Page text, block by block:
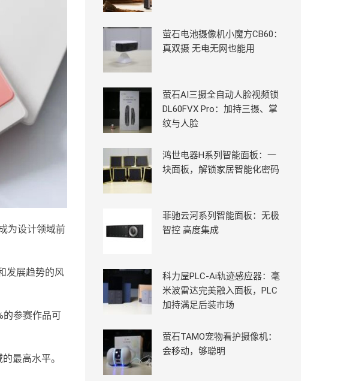
为设计领域前
发展趋势的风
的参赛作品可
最高水平。
萤石电池摄像机小魔方CB60：
真双摄 无电无网也能用
萤石AI三摄全自动人脸视频锁
DL60FVX Pro：加持三摄、掌
纹与人脸
鸿世电器H系列智能面板：一
块面板，解锁家居智能化密码
菲驰云河系列智能面板：无极
智控 高度集成
科力屋PLC-Ai轨迹感应器：毫
米波雷达完美融入面板，PLC
加持满足后装市场
萤石TAMO宠物看护摄像机：
会移动，够聪明